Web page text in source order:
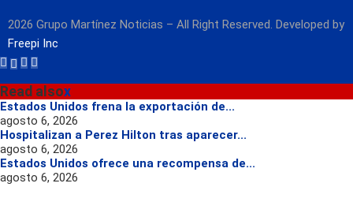
2026 Grupo Martínez Noticias – All Right Reserved. Developed by
Freepi Inc
Read alsox
Estados Unidos frena la exportación de...
agosto 6, 2026
Hospitalizan a Perez Hilton tras aparecer...
agosto 6, 2026
Estados Unidos ofrece una recompensa de...
agosto 6, 2026